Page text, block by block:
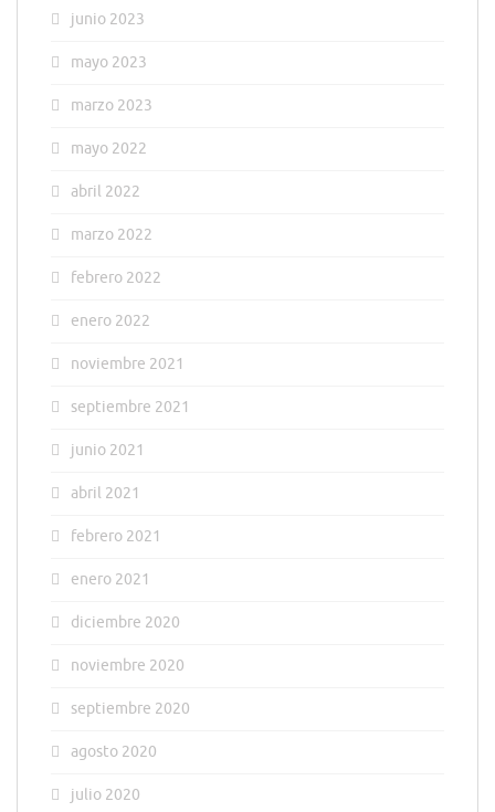
junio 2023
mayo 2023
marzo 2023
mayo 2022
abril 2022
marzo 2022
febrero 2022
enero 2022
noviembre 2021
septiembre 2021
junio 2021
abril 2021
febrero 2021
enero 2021
diciembre 2020
noviembre 2020
septiembre 2020
agosto 2020
julio 2020